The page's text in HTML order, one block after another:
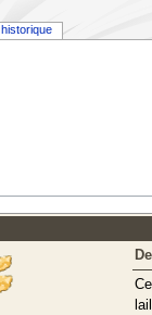
historique